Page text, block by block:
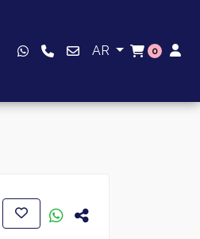
AR 0